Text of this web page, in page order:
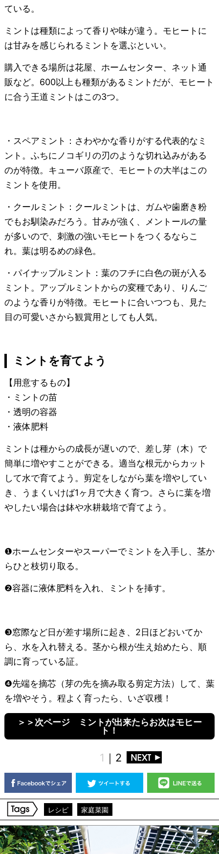
ている。
ミントは種類によって香りや味が違う。モヒートに
は甘みを感じられるミントを選ぶといい。
購入できる場所は花屋、ホームセンター、ネット通
販など。600以上も種類があるミントだが、モヒート
に合う王道ミントはこの3つ。
・スペアミント：さわやかな香りがする代表的なミ
ント。ふちにノコギリの刃のような切れ込みがある
のが特徴。キューバ原産で、モヒートの大半はこの
ミントを使用。
・クールミント：クールミントは、ガムや歯磨き粉
でもお馴染みだろう。甘みが強く、メントールの量
が多いので、刺激の強いモヒートをつくるならこ
れ。葉は明るめの緑色。
・パイナップルミント：葉のフチに白色の斑が入る
ミント。アップルミントからの変種であり、りんご
のような香りが特徴。モヒートに合いつつも、見た
目の可愛いさから観賞用としても人気。
ミントを育てよう
【用意するもの】
・ミントの苗
・透明の容器
・液体肥料
ミントは種からの成長が遅いので、差し芽（木）で
簡単に増やすことができる。適当な根元からカット
して水で育てよう。剪定をしながら葉を増やしてい
き、うまくいけば1ヶ月で大きく育つ。さらに葉を増
やしたい場合は鉢や水耕栽培で育てよう。
❶ホームセンターやスーパーでミントを入手し、茎か
らひと枝切り取る。
❷容器に液体肥料を入れ、ミントを挿す。
❸窓際など日が差す場所に起き、2日ほどおいてか
ら、水を入れ替える。茎から根が生え始めたら、順
調に育っている証。
❹先端を摘芯（芽の先を摘み取る剪定方法）して、葉
を増やそう。程よく育ったら、いざ収穫！
＞＞次ページ ミントが出来たらお次はモヒー
ト！
1 ｜ 2
レシピ 家庭菜園